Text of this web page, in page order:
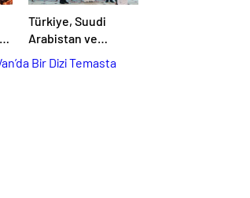
Türkiye, Suudi
Arabistan ve
Pakistan arasında
Mekke Ortak